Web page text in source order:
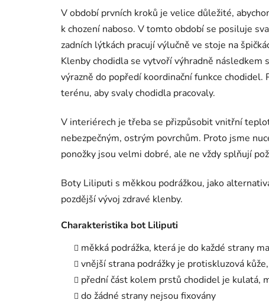
V období prvních kroků je velice důležité,
k chození naboso. V tomto období se posiluje
zadních lýtkách pracují výlučně ve stoje na
Klenby chodidla se vytvoří výhradně následkem
výrazně do popředí koordinační funkce
terénu, aby svaly chodidla pracovaly.
V interiérech je třeba se přizpůsobit vnitřní
nebezpečným, ostrým povrchům. Proto jsme
ponožky jsou velmi dobré, ale ne vždy splňují
Boty Liliputi s měkkou podrážkou, jako
pozdější vývoj zdravé klenby.
Charakteristika bot Liliputi
měkká podrážka, která je do každé strany
vnější strana podrážky je protiskluzová
přední část kolem prstů chodidel je kulatá,
do žádné strany nejsou fixovány